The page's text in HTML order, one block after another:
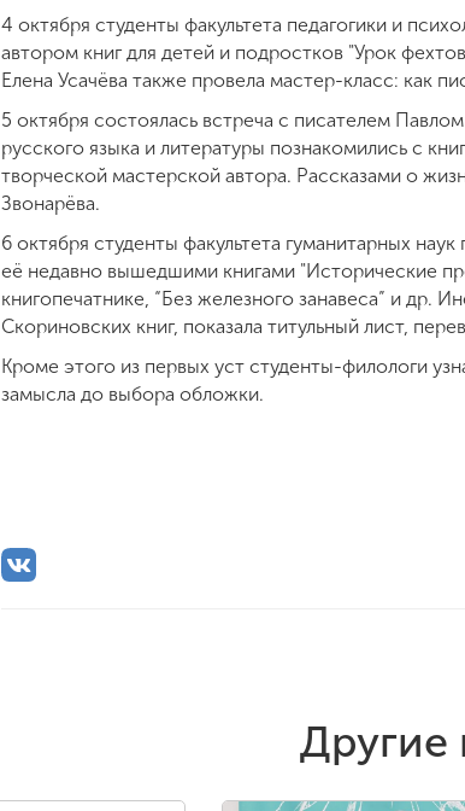
4 октября студенты факультета педагогики и
автором книг для детей и подростков "Урок
Елена Усачёва также провела мастер-класс: как
5 октября состоялась встреча с писателем
русского языка и литературы познакомились с
творческой мастерской автора. Рассказами о
Звонарёва.
6 октября студенты факультета гуманитарных
её недавно вышедшими книгами "Исторические
книгопечатнике, “Без железного занавеса” и др.
Скориновских книг, показала титульный лист,
Кроме этого из первых уст студенты-филологи
замысла до выбора обложки.
Другие